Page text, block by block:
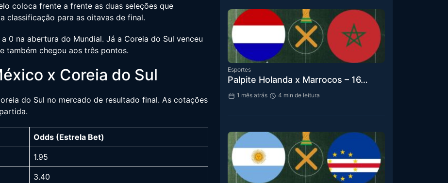
coloca frente a frente as duas seleções que
classificação para as oitavas de final.
0 na abertura do Mundial. Já a Coreia do Sul venceu
também chegou aos três pontos.
x Coreia do Sul
do Sul no mercado de resultado final. As cotações
Odds (Estrela Bet)
1.95
3.40
Esportes
Palpite Holanda x Marrocos – 16…
1 mês atrás 4 min de leitura